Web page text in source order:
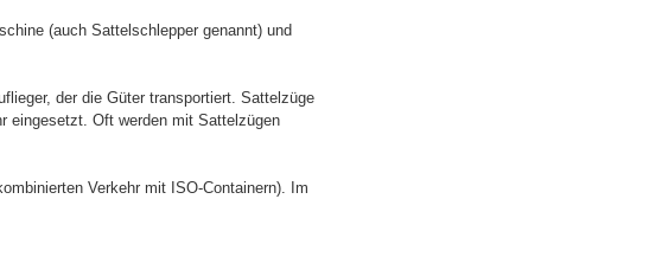
(auch Sattelschlepper genannt) und
der die Güter transportiert. Sattelzüge
eingesetzt. Oft werden mit Sattelzügen
Verkehr mit ISO-Containern). Im